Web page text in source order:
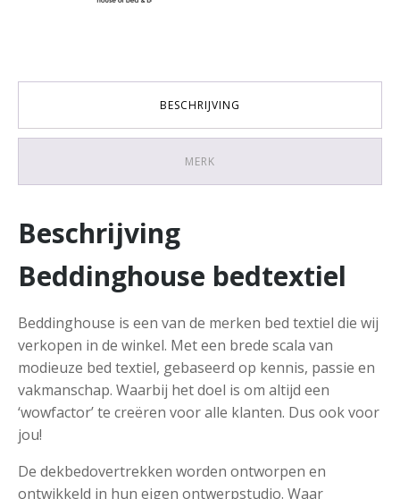
BESCHRIJVING
MERK
Beschrijving
Beddinghouse bedtextiel
Beddinghouse is een van de merken bed textiel die wij
verkopen in de winkel. Met een brede scala van
modieuze bed textiel, gebaseerd op kennis, passie en
vakmanschap. Waarbij het doel is om altijd een
‘wowfactor’ te creëren voor alle klanten. Dus ook voor
jou!
De dekbedovertrekken worden ontworpen en
ontwikkeld in hun eigen ontwerpstudio. Waar